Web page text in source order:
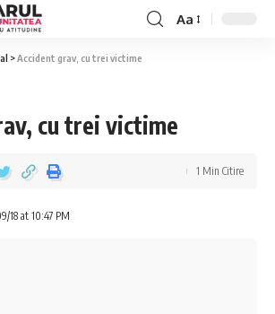
Aa
>Accident grav, cu trei victime
cu trei victime
18 at 10:47 PM
1 Min Citire